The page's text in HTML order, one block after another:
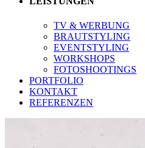
TV & WERBUNG
BRAUTSTYLING
EVENTSTYLING
WORKSHOPS
FOTOSHOOTINGS
PORTFOLIO
KONTAKT
REFERENZEN